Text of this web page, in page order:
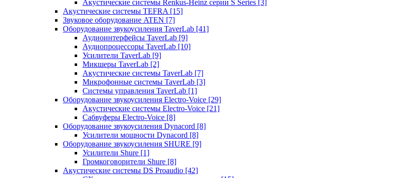
Акустические системы Renkus-Heinz серии S Series [3]
Акустические системы TEFRA [15]
Звуковое оборудование ATEN [7]
Оборудование звукоусиления TaverLab [41]
Аудиоинтерфейсы TaverLab [9]
Аудиопроцессоры TaverLab [10]
Усилители TaverLab [9]
Микшеры TaverLab [2]
Акустические системы TaverLab [7]
Микрофонные системы TaverLab [3]
Системы управления TaverLab [1]
Оборудование звукоусиления Electro-Voice [29]
Акустические системы Electro-Voice [21]
Сабвуферы Electro-Voice [8]
Оборудование звукоусиления Dynacord [8]
Усилители мощности Dynacord [8]
Оборудование звукоусиления SHURE [9]
Усилители Shure [1]
Громкоговорители Shure [8]
Акустические системы DS Proaudio [42]